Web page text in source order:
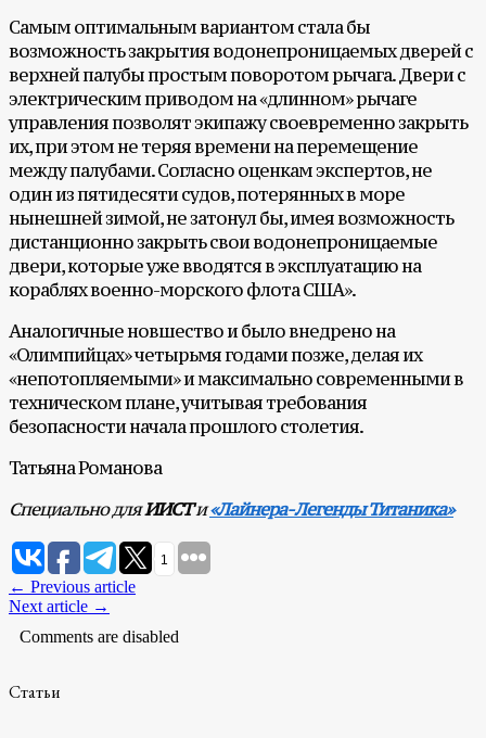
Самым оптимальным вариантом стала бы
возможность закрытия водонепроницаемых дверей с
верхней палубы простым поворотом рычага. Двери с
электрическим приводом на «длинном» рычаге
управления позволят экипажу своевременно закрыть
их, при этом не теряя времени на перемещение
между палубами. Согласно оценкам экспертов, не
один из пятидесяти судов, потерянных в море
нынешней зимой, не затонул бы, имея возможность
дистанционно закрыть свои водонепроницаемые
двери, которые уже вводятся в эксплуатацию на
кораблях военно-морского флота США».
Аналогичные новшество и было внедрено на
«Олимпийцах» четырьмя годами позже, делая их
«непотопляемыми» и максимально современными в
техническом плане, учитывая требования
безопасности начала прошлого столетия.
Татьяна Романова
Специально дляИИСТи«Лайнера-Легенды Титаника»
1
← Previous article
Next article →
Comments are disabled
Статьи